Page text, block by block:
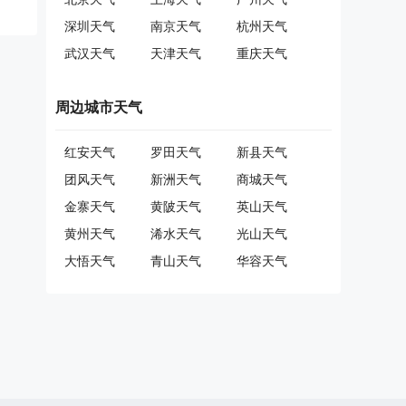
深圳天气
南京天气
杭州天气
武汉天气
天津天气 重庆天气
周边城市天气
红安天气 罗田天气
新县天气
团风天气
新洲天气
商城天气
金寨天气
黄陂天气
英山天气
黄州天气
浠水天气
光山天气
大悟天气
青山天气 华容天气